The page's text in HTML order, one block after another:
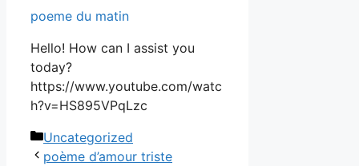
poeme du matin
Hello! How can I assist you
today?
https://www.youtube.com/watc
h?v=HS895VPqLzc
Catégories
Uncategorized
poème d’amour triste